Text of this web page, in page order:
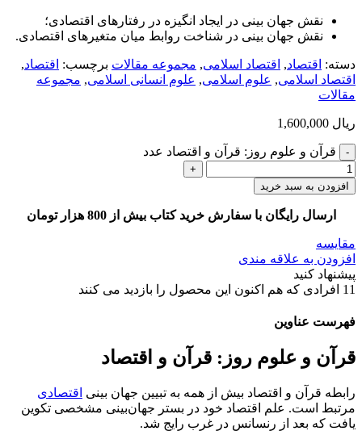
نقش جهان بینی در ایجاد انگیزه در رفتارهای اقتصادی؛
نقش جهان بینی در شناخت روابط میان متغیرهای اقتصادی.
دسته: اقتصاد, اقتصاد اسلامی, مجموعه مقالات برچسب: اقتصاد,
اقتصاد اسلامی, علوم اسلامی, علوم انسانی اسلامی, مجموعه
مقالات
ریال
قرآن و علوم روز: قرآن و اقتصاد عدد
افزودن به سبد خرید
ارسال رایگان با سفارش خرید کتاب بیش از 800 هزار تومان
مقایسه
افزودن به علاقه مندی
پیشنهاد کنید
11 افرادی که هم اکنون این محصول را بازدید می کنند
فهرست عناوین
قرآن و علوم روز: قرآن و اقتصاد
رابطه قرآن و اقتصاد بیش از همه به تبیین جهان بینی اقتصادی
مرتبط است. علم اقتصاد خود در بستر جهان‌بینی مشخصی تکوین
یافت که بعد از رنسانس در غرب رایج شد.